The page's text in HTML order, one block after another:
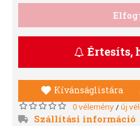
Értesíts,
Kívánságlistára
0 vélemény/ új
Szállítási információ